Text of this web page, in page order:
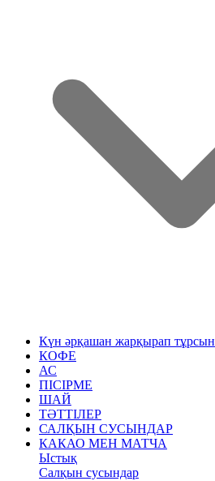
Күн әрқашан жарқырап тұрсын
КОФЕ
АС
ПІСІРМЕ
ШАЙ
ТӘТТІЛЕР
САЛҚЫН СУСЫНДАР
КАКАО МЕН МАТЧА
Ыстық
Салқын сусындар